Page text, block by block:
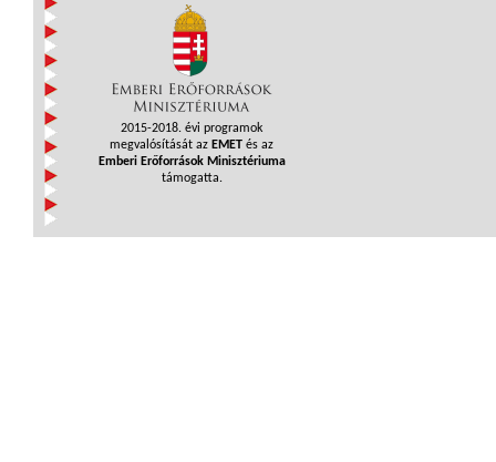
2015-2018. évi programok
megvalósítását az EMET és az
Emberi Erőforrások Minisztériuma
támogatta.